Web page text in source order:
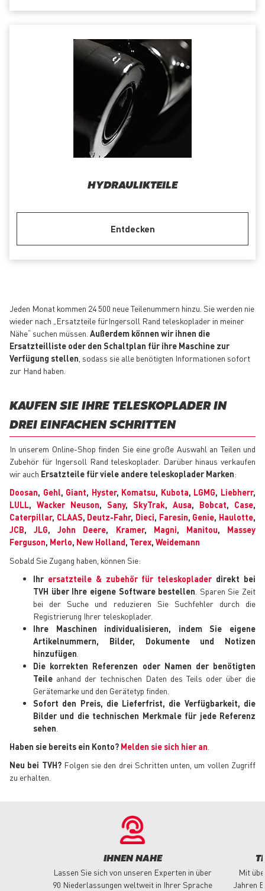
HYDRAULIKTEILE
Entdecken
Jeden Monat kommen 24 500 neue Teilenummern hinzu. Sie werden nie
wieder nach „Ersatzteile fürIngersoll Rand teleskoplader in meiner
Nähe“ suchen müssen. Außerdem können wir ihnen die
Ersatzteilliste oder den Schaltplan für ihre Maschine zur
Verfügung stellen , sodass sie alle benötigten Informationen sofort
zur Hand haben.
KAUFEN SIE IHRE TELESKOPLADER IN
DREI EINFACHEN SCHRITTEN
In unserem Online-Shop finden Sie eine große Auswahl an Teilen und
Zubehör für Ingersoll Rand teleskoplader. Darüber hinaus verkaufen
wir auch Ersatzteile für viele andere teleskoplader Marken:
Doosan, Gehl, Giant, Hyster, Komatsu, Kubota, LGMG, Liebherr,
LULL, Wacker Neuson, Sany, SkyTrak, Ausa, Bobcat, Case,
Caterpillar, CLAAS, Deutz-Fahr, Dieci, Faresin, Genie, Haulotte,
JCB,JLG,John Deere, Kramer, Magni, Manitou, Massey
Ferguson, Merlo, New Holland, Terex, Weidemann
Sobald Sie Zugang haben, können Sie:
Ihr ersatzteile & zubehör für teleskoplader direkt bei
TVH über Ihre eigene Software bestellen . Sparen Sie Zeit
bei der Suche und reduzieren Sie Suchfehler durch die
Registrierung Ihrer teleskoplader.
Ihre Maschinen individualisieren, indem Sie eigene
Artikelnummern, Bilder, Dokumente und Notizen
hinzufügen
Die korrekten Referenzen oder Namen der benötigten
Teile anhand der technischen Daten des Teils oder über die
Gerätemarke und den Gerätetyp finden.
Sofort den Preis, die Lieferfrist, die Verfügbarkeit, die
Bilder und die technischen Merkmale für jede Referenz
sehen
Haben sie bereits ein Konto? Melden sie sich hier an
Neu bei TVH?Folgen sie den drei Schritten unten, um vollen Zugriff
zu erhalten.
IHNEN NAHE
Lassen Sie sich von unseren Experten in über
90 Niederlassungen weltweit in Ihrer Sprache
Mit
Jahren